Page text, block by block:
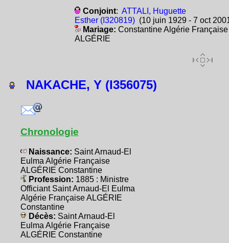
Conjoint: ATTALI, Huguette
Esther (I320819)(10 juin 1929 - 7 oct
Mariage: Constantine Algérie Française
ALGÉRIE
NAKACHE, Y (I356075)
Chronologie
Naissance: Saint Arnaud-El
Eulma Algérie Française
ALGÉRIE Constantine
Profession: 1885 : Ministre
Officiant Saint Arnaud-El Eulma
Algérie Française ALGÉRIE
Constantine
Décès: Saint Arnaud-El
Eulma Algérie Française
ALGÉRIE Constantine